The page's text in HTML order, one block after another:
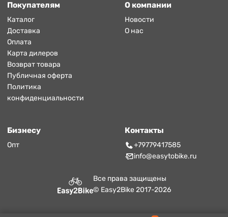
Все права защищены
© Easy2Bike 2017-2026
Покупателям
Каталог
Доставка
Оплата
Карта дилеров
Возврат товара
Публичная оферта
Политика
конфиденциальности
О компании
Новости
О нас
Бизнесу
Опт
Контакты
+79779417585
info@easytobike.ru